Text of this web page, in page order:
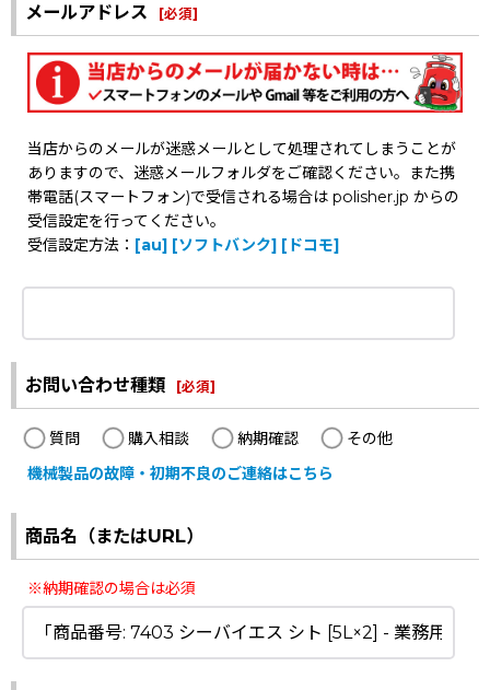
メールアドレス [必須]
当店からのメールが迷惑メールとして処理されてしまうことが
ありますので、迷惑メールフォルダをご確認ください。また携
帯電話(スマートフォン)で受信される場合は polisher.jp からの
受信設定を行ってください。
受信設定方法： [au] [ソフトバンク] [ドコモ]
お問い合わせ種類 [必須]
質問 購入相談 納期確認
その他
機械製品の故障・初期不良のご連絡はこちら
商品名（またはURL）
※納期確認の場合は必須